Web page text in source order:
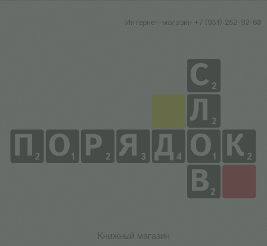
Интернет-магазин +7 (931) 252-92-60
Книжный магазин